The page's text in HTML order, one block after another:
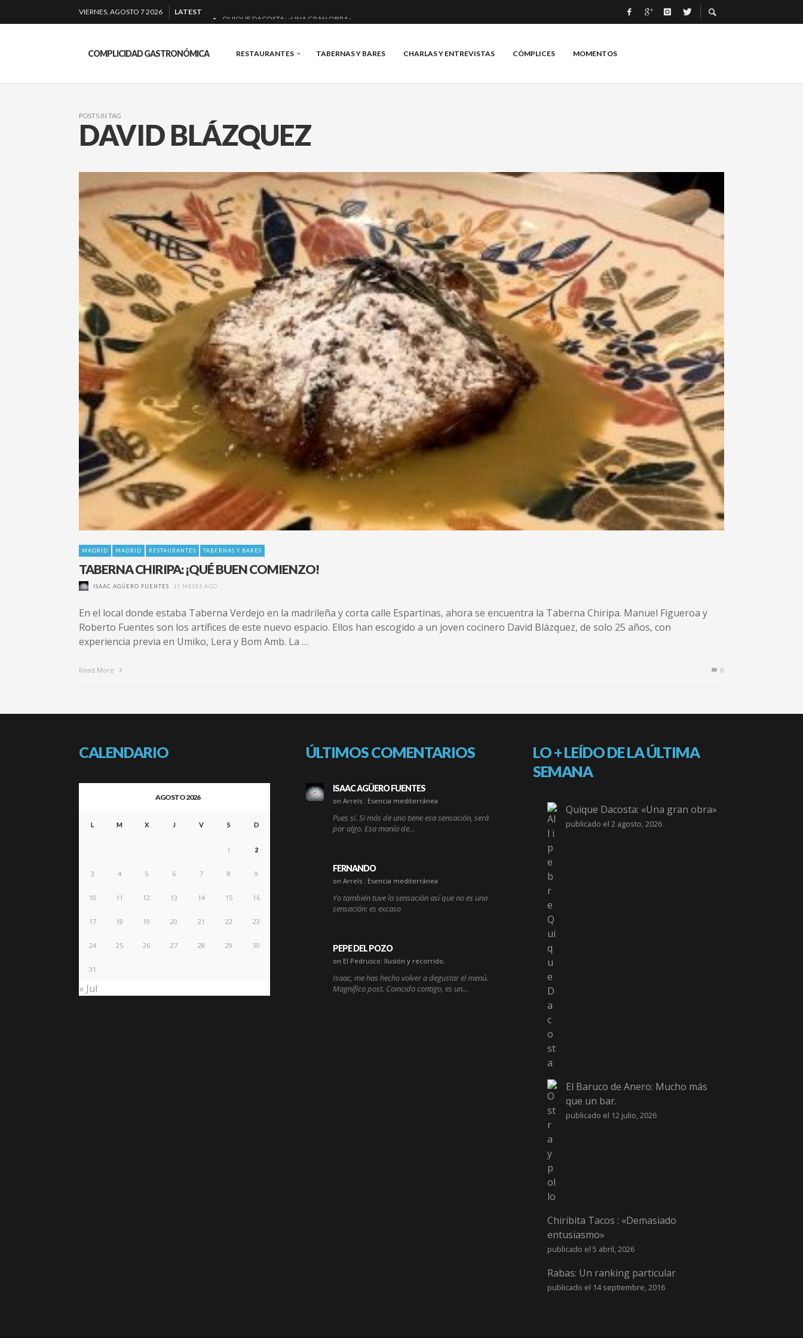
VIERNES, AGOSTO 7 2026
LATEST
QUIQUE DACOSTA: «UNA GRAN OBRA»
BAKKO: NIGIRIS, VINO Y BRASAS.
COMPLICIDAD GASTRONÓMICA RESTAURANTES TABERNAS Y BARES CHARLAS Y ENTREVISTAS CÓMPLICES MOMENTOS
POSTS IN TAG
DAVID BLÁZQUEZ
MADRID MADRID RESTAURANTES TABERNAS Y BARES
TABERNA CHIRIPA: ¡QUÉ BUEN COMIENZO!
ISAAC AGÜERO FUENTES 11 MESES AGO
En el local donde estaba Taberna Verdejo en la madrileña y corta calle Espartinas, ahora se encuentra la Taberna Chiripa. Manuel Figueroa y
Roberto Fuentes son los artífices de este nuevo espacio. Ellos han escogido a un joven cocinero David Blázquez, de solo 25 años, con
experiencia previa en Umiko, Lera y Bom Amb. La …
Read More 0
CALENDARIO
AGOSTO 2026
L M X J V S D
1 2
3 4 5 6 7 8 9
10 11 12 13 14 15 16
17 18 19 20 21 22 23
24 25 26 27 28 29 30
31
« Jul
ÚLTIMOS COMENTARIOS
ISAAC AGÜERO FUENTES
on Arrels : Esencia mediterránea
Pues sí. Si más de uno tiene esa sensación, será
por algo. Esa manía de…
FERNANDO
on Arrels : Esencia mediterránea
Yo también tuve la sensación así que no es una
sensación: es excaso
PEPE DEL POZO
on El Pedrusco: Ilusión y recorrido.
Isaac, me has hecho volver a degustar el menú.
Magnífico post. Coincido contigo, es un…
LO + LEÍDO DE LA ÚLTIMA
SEMANA
Quique Dacosta: «Una gran obra»
publicado el 2 agosto, 2026
El Baruco de Anero: Mucho más
que un bar.
publicado el 12 julio, 2026
Chiribita Tacos : «Demasiado
entusiasmo»
publicado el 5 abril, 2026
Rabas: Un ranking particular
publicado el 14 septiembre, 2016